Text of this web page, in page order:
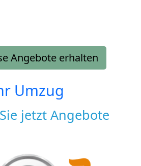
Angebote erhalten
Umzug
jetzt Angebote